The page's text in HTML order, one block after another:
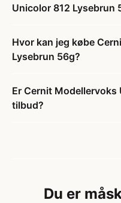
Unicolor 812 Lysebrun
Hvor kan jeg købe
Lysebrun 56g?
Er Cernit Modellervoks
tilbud?
Du er